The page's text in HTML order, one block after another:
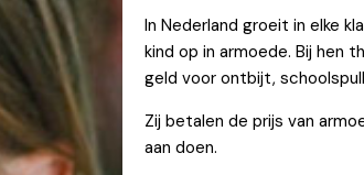
In Nederland groeit in elke
kind op in armoede. Bij hen
geld voor ontbijt,
Zij betalen de prijs van
aan doen.